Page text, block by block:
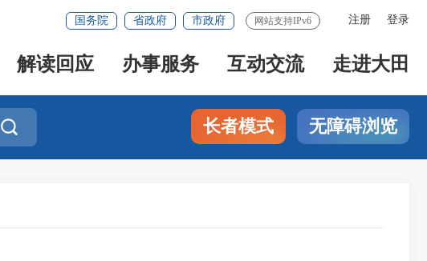
注册 登录
国务院 省政府 市政府 网站支持IPv6
解读回应 办事服务 互动交流 走进大田
 长者模式 无障碍浏览